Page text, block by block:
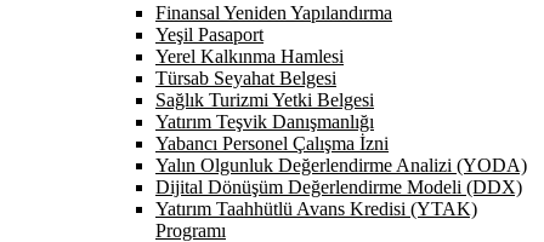
Finansal Yeniden Yapılandırma
Yeşil Pasaport
Yerel Kalkınma Hamlesi
Türsab Seyahat Belgesi
Sağlık Turizmi Yetki Belgesi
Yatırım Teşvik Danışmanlığı
Yabancı Personel Çalışma İzni
Yalın Olgunluk Değerlendirme Analizi (YODA)
Dijital Dönüşüm Değerlendirme Modeli (DDX)
Yatırım Taahhütlü Avans Kredisi (YTAK)
Programı